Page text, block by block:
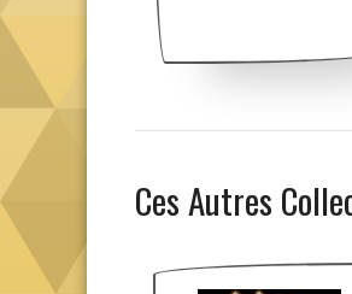
Ces Autres